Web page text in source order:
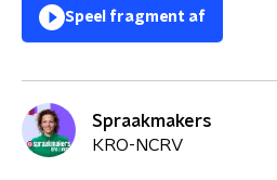
Speel fragment af
Spraakmakers
KRO-NCRV